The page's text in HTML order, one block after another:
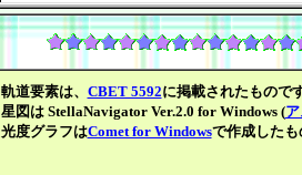
軌道要素は、 CBET 5592に掲載されたもので
星図は StellaNavigator Ver.2.0 for Windows (ア
光度グラフはComet for Windowsで作成したも